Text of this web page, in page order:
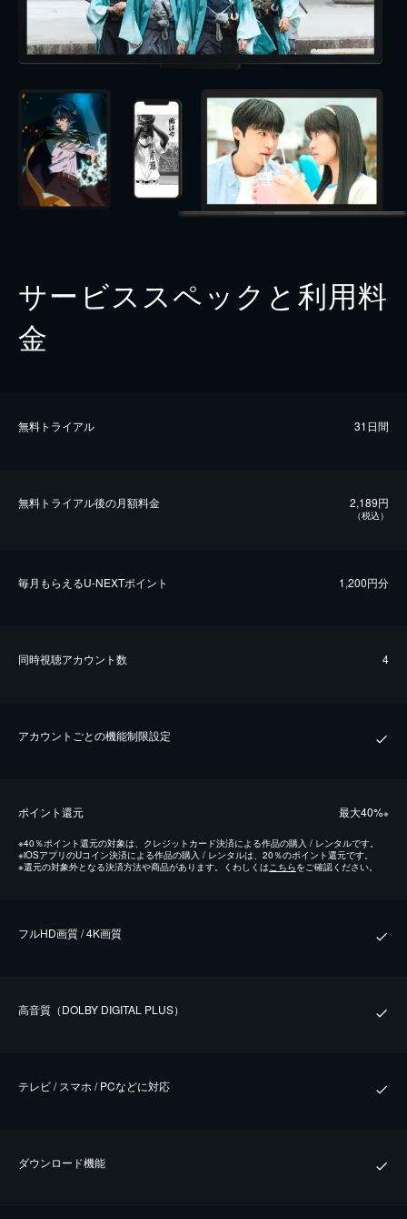
サービススペックと利用料
金
無料トライアル 31日間
無料トライアル後の⽉額料金 2,189円
（税込）
毎⽉もらえるU-NEXTポイント 1,200円分
同時視聴アカウント数 4
アカウントごとの機能制限設定
ポイント還元 最⼤40%※
※40％ポイント還元の対象は、クレジットカード決済による作品の購入 / レンタルです。
※iOSアプリのUコイン決済による作品の購入 / レンタルは、20％のポイント還元です。
※還元の対象外となる決済方法や商品があります。くわしくはこちらをご確認ください。
フルHD画質 / 4K画質
⾼⾳質（DOLBY DIGITAL PLUS）
テレビ / スマホ / PCなどに対応
ダウンロード機能